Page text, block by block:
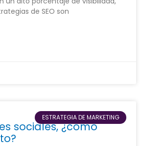
de SEO son
ESTRATEGIA DE MARKETING
sociales, ¿cómo